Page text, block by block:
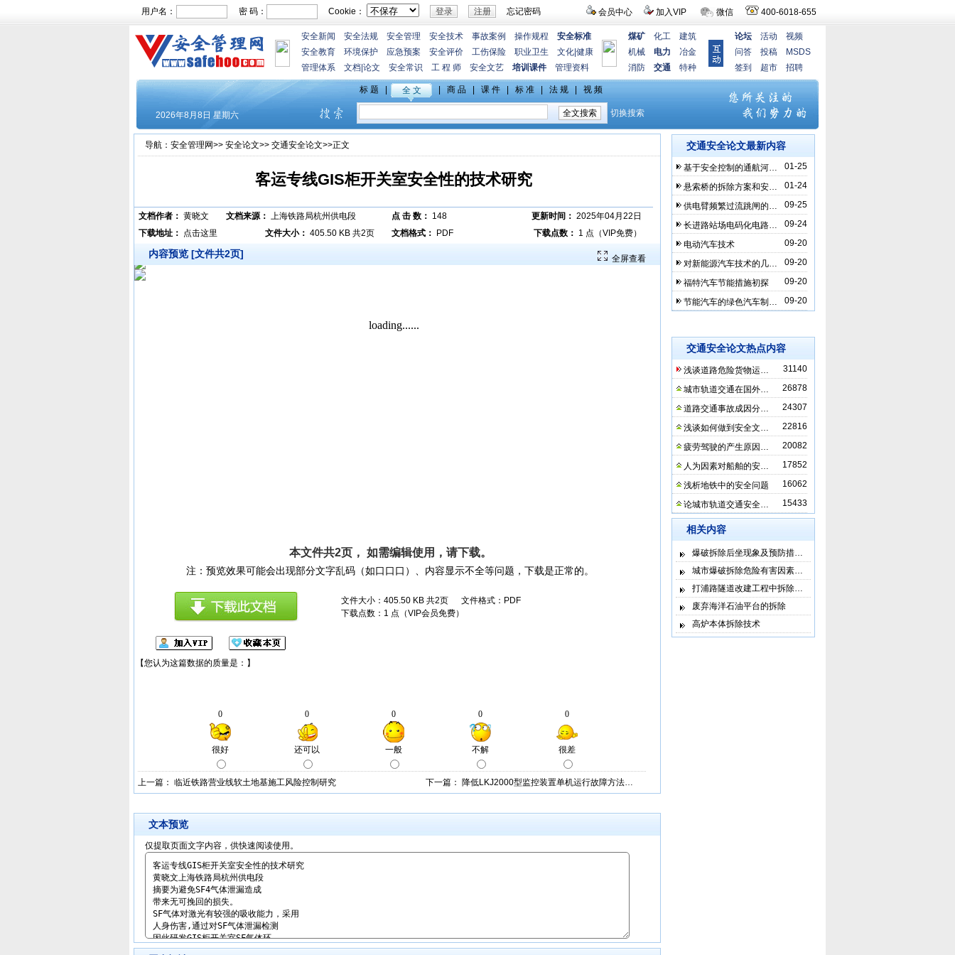
会员中心 加入VIP 微信 400-6018-655
用户名： 密 码： Cookie： 忘记密码
安全新闻 安全法规 安全管理 安全技术 事故案例 操作规程
安全标准
安全教育
环境保护 应急预案 安全评价 工伤保险 职业卫生 文化 健康
管理体系
文档 论文 安全常识 工 程 师 安全文艺 培训课件 管理资料
煤矿 化工
建筑
机械
电力
冶金
消防
交通 特种
论坛 活动
视频
问答
投稿
MSDS
签到
超市 招聘
导航： 安全管理网>> 安全论文>> 交通安全论文>>正文
客运专线GIS柜开关室安全性的技术研究
文档作者： 黄晓文 文档来源： 上海铁路局杭州供电段 点 击 数： 148 更新时间： 2025年04月22日
下载地址：
点击这里 文件大小： 405.50 KB 共2页 文档格式： PDF 下载点数： 1 点（VIP免费）
全屏查看
内容预览 [文件共2页]
本文件共2页， 如需编辑使用，请下载。
注：预览效果可能会出现部分文字乱码（如口口口）、内容显示不全等问题，下载是正常的。
文件大小：405.50 KB 共2页 文件格式：PDF
下载点数：1 点（VIP会员免费）
下一篇：降低LKJ2000型监控装置单机运行故障方法…
上一篇： 临近铁路营业线软土地基施工风险控制研究
文本预览
仅提取页面文字内容，供快速阅读使用。
交通安全论文最新内容
01-25
基于安全控制的通航河…
01-24
悬索桥的拆除方案和安…
09-25
供电臂频繁过流跳闸的…
09-24
长进路站场电码化电路…
09-20
电动汽车技术
09-20
对新能源汽车技术的几…
09-20
福特汽车节能措施初探
09-20
节能汽车的绿色汽车制…
交通安全论文热点内容
31140
浅谈道路危险货物运…
26878
城市轨道交通在国外…
24307
道路交通事故成因分…
22816
浅谈如何做到安全文…
20082
疲劳驾驶的产生原因…
17852
人为因素对船舶的安…
16062
浅析地铁中的安全问题
15433
论城市轨道交通安全…
相关内容
爆破拆除后坐现象及预防措…
城市爆破拆除危险有害因素…
打浦路隧道改建工程中拆除…
废弃海洋石油平台的拆除
高炉本体拆除技术